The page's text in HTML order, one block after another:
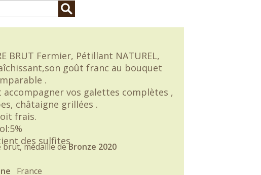
BRUT Fermier, Pétillant NATUREL,
goût franc au bouquet
.
accompagner vos galettes complètes ,
châtaigne grillées .
frais.
des sulfites
brut, médaille deBronze 2020
France